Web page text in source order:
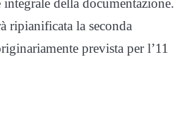
della documentazione.
ripianificata la seconda
prevista per l’11